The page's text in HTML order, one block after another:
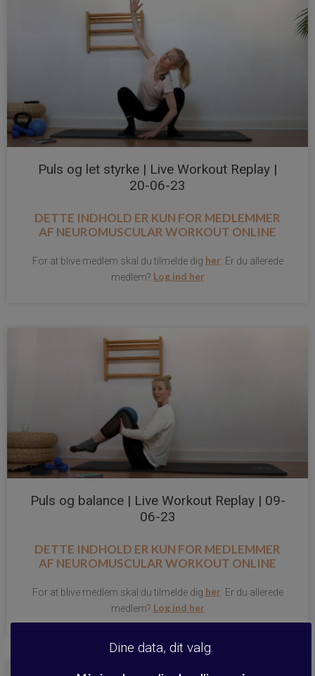
Puls og let styrke | Live Workout Replay |
20-06-23
DETTE INDHOLD ER KUN FOR MEDLEMMER
AF NEUROMUSCULAR WORKOUT ONLINE
For at blive medlem skal du tilmelde dig her. Er du allerede
medlem? Log ind her
Puls og balance | Live Workout Replay | 09-
06-23
DETTE INDHOLD ER KUN FOR MEDLEMMER
AF NEUROMUSCULAR WORKOUT ONLINE
For at blive medlem skal du tilmelde dig her. Er du allerede
medlem? Log ind her
Dine data, dit valg.